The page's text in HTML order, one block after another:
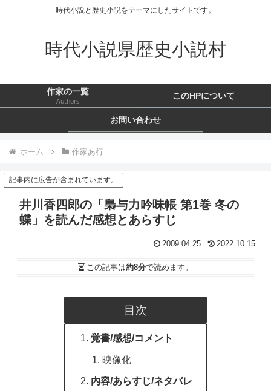
時代小説と歴史小説をテーマにしたサイトです。
時代小説県歴史小説村
作家の一覧
Authors
このHPについて
お問い合わせ
ホーム 作家あ行
記事内に広告が含まれています。
井川香四郎の「梟与力吟味帳 第1巻 冬の
蝶」を読んだ感想とあらすじ
2009.04.25 2022.10.15
この記事は約8分で読めます。
目次
覚書/感想/コメント
映像化
内容/あらすじ/ネタバレ